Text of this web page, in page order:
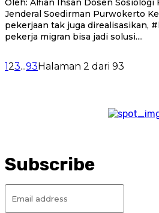
Oleh: Alfian Ihsan Dosen Sosiologi FISIP Universitas
Jenderal Soedirman Purwokerto Ketika 19 juta lapangan
pekerjaan tak juga direalisasikan,
pekerja migran bisa jadi solusi....
123...93 Halaman 2 dari 93
Subscribe